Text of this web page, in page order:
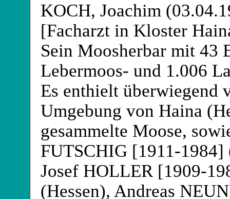
KOCH, Joachim
[Facharzt in Kloster
Sein Moosherbar mit 43
Lebermoos- und 1.006
Es enthielt überwiegend
Umgebung von Haina
gesammelte Moose,
FUTSCHIG[1911-1984]
Josef HOLLER [1909-
(Hessen), Andreas